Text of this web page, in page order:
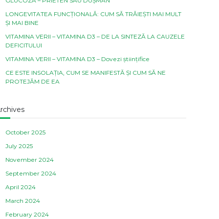
LONGEVITATEA FUNCȚIONALĂ: CUM SĂ TRĂIEȘTI MAI MULT
ȘI MAI BINE
VITAMINA VERII – VITAMINA D3 – DE LA SINTEZĂ LA CAUZELE
DEFICITULUI
VITAMINA VERII – VITAMINA D3 – Dovezi științifice
CE ESTE INSOLAȚIA, CUM SE MANIFESTĂ ȘI CUM SĂ NE
PROTEJĂM DE EA
October 2025
July 2025
November 2024
September 2024
April 2024
March 2024
February 2024